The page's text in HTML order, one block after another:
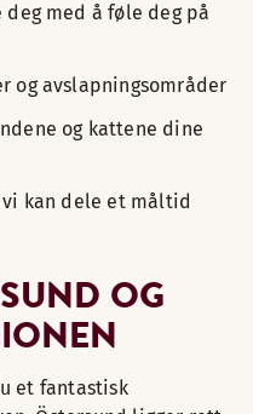
med å føle deg på
og avslapningsområder
og kattene dine
kan dele et måltid
OG
et fantastisk